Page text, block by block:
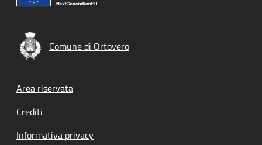
Comune di Ortovero
Footer menu
Area riservata
Crediti
Informativa privacy